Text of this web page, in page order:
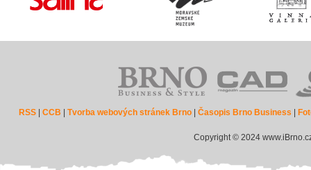
RSS |CCB |Tvorba webových stránek Brno |Časopis Brno Business
Copyright © 2024